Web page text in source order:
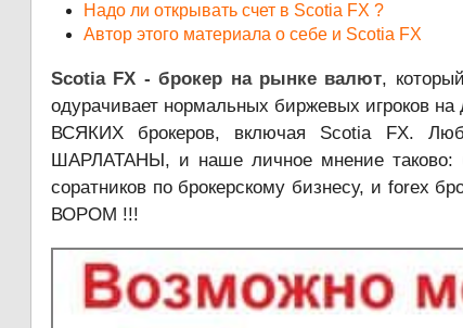
Надо ли открывать счет в Scotia FX ?
Автор этого материала о себе и Scotia FX
Scotia FX - брокер на рынке валют,
одурачивает нормальных биржевых игроков
ВСЯКИХ брокеров, включая Scotia FX.
ШАРЛАТАНЫ, и наше личное мнение таково:
соратников по брокерскому бизнесу, и forex
ВОРОМ !!!